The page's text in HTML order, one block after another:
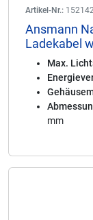
Artikel-Nr.:
Ansmann
Ladekabel
Max.
mm